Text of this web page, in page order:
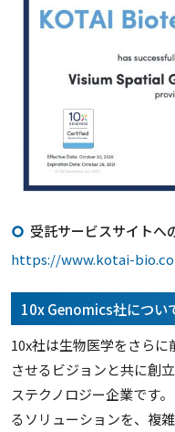
受託サービスサイトへ
https://www.kotai-
10x Genomics社につい
10x社は生物医学をさら
させるビジョンと共に創
ステクノロジー企業です
るソリューションを、複